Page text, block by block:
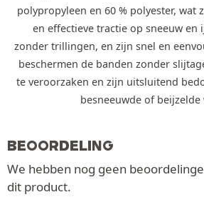
polypropyleen en 60 % polyester, wat
en effectieve tractie op sneeuw en
zonder trillingen, en zijn snel en
beschermen de banden zonder
te veroorzaken en zijn uitsluitend
besneeuwde of beijzelde
BEOORDELING
We hebben nog geen
dit product.